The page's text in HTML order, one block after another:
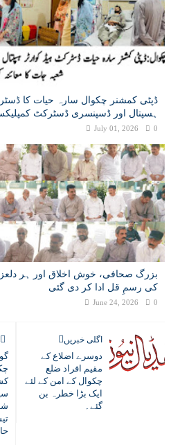
ڈپٹی کمشنر چکوال سارہ حیات کا
ہسپتال اور ڈسپنسری ڈسٹرکٹ
July 01, 2026 0
بزرگ صحافی، خوش اخلاق اور ہر
کی رسمِ قل ادا کر دی گئی
June 24, 2026 0
اگلی خبریں
دوسرے اضلاع کے
مقیم افراد ضلع
چکوال کے امن کے لئے
ایک بڑا خطرہ بن
گئے۔